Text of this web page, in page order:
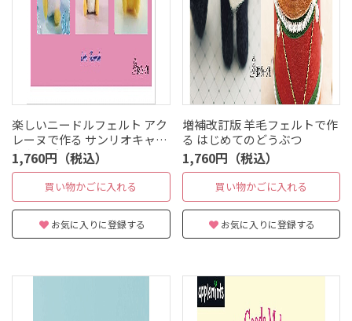
楽しいニードルフェルト アク
レーヌで作る サンリオキャラ
クターズのマスコット
1,760円（税込）
買い物かごに入れる
お気に入りに登録する
増補改訂版 羊毛フェルトで作
る はじめてのどうぶつ
1,760円（税込）
買い物かごに入れる
お気に入りに登録する